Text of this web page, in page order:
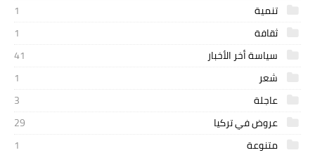
تنمية
1
ثقافة
1
سياسة أخر الأخبار
41
شعر
1
عاجلة
3
عروض في تركيا
29
متنوعة
1